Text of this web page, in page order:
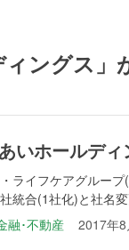
ィングス
いホールデ
ライフケアグルー
統合(1社化)と社名
融･不動産
2017年8